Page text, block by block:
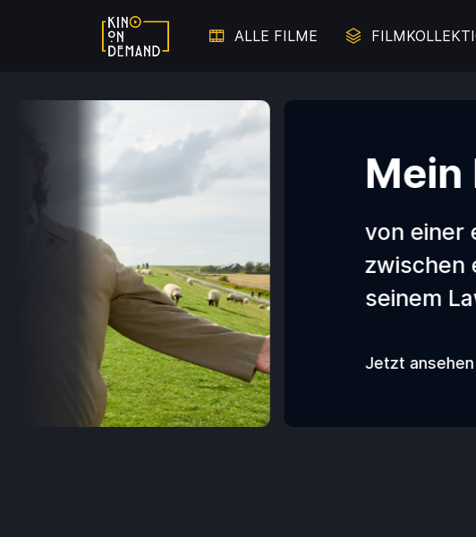
ALLE FILME
Mein Freund
von einer einzigartigen
zwischen einem kleinen
seinem Lawinenhund -
Jetzt ansehen